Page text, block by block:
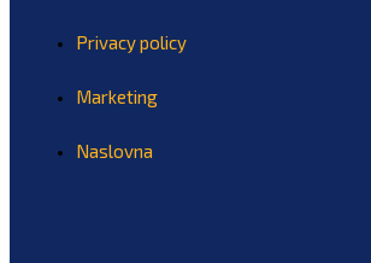
Privacy policy
Marketing
Naslovna